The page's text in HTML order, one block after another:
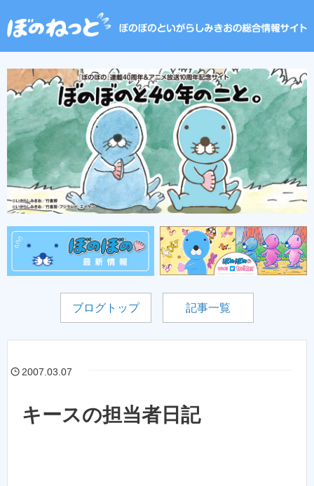
ブログトップ 記事一覧
2007.03.07
キースの担当者日記